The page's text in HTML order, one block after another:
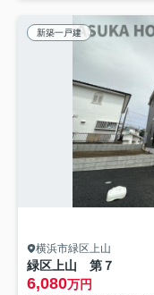
新築一戸建
横浜市緑区上山
緑区上山 第７
6,080万円